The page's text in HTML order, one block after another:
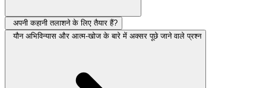
अपनी कहानी तलाशने के लिए तैयार हैं?
यौन अभिविन्यास और आत्म-खोज के बारे में अक्सर पूछे जाने वाले प्रश्न